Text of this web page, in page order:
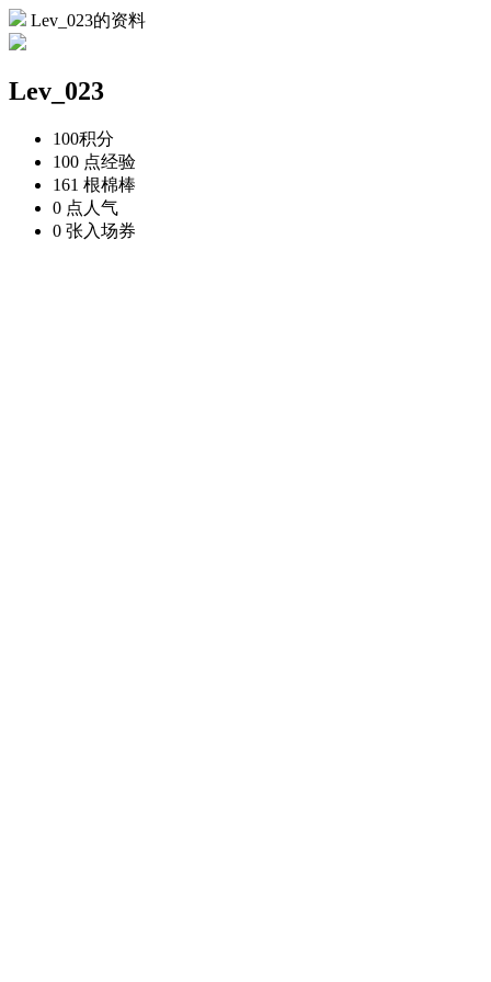
Lev_023的资料
Lev_023
100积分
100 点经验
161 根棉棒
0 点 人气
0 张 入场券